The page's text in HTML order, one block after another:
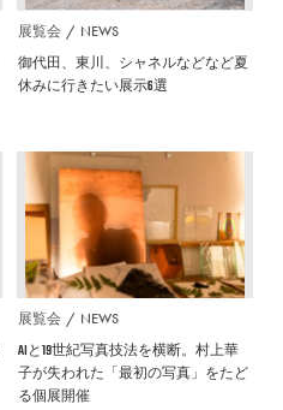
展覧会 NEWS
御代田、東川、シャネルなどなど夏
休みに行きたい展示6選
展覧会 NEWS
AIと19世紀写真技法を横断。村上華
子が失われた「最初の写真」をたど
る個展開催